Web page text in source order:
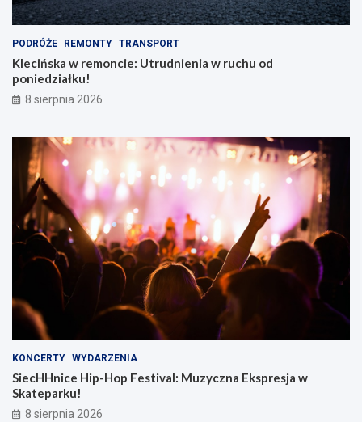
m
PODRÓŻE REMONTY TRANSPORT
Klecińska w remoncie: Utrudnienia w ruchu od
poniedziałku!
8 sierpnia 2026
KONCERTY WYDARZENIA
SiecHHnice Hip-Hop Festival: Muzyczna Ekspresja w
Skateparku!
8 sierpnia 2026